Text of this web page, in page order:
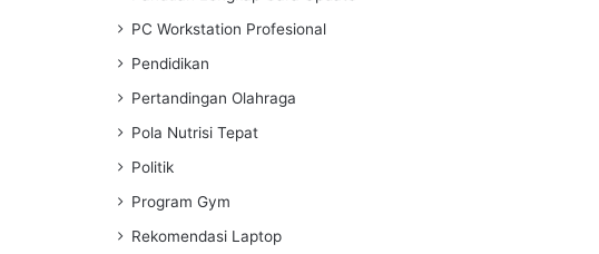
PC Workstation Profesional
Pendidikan
Pertandingan Olahraga
Pola Nutrisi Tepat
Politik
Program Gym
Rekomendasi Laptop